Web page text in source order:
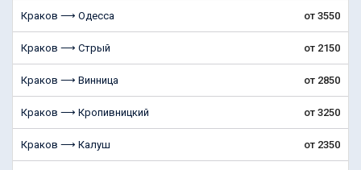
Краков ⟶ Одесса от 3550
Краков ⟶ Стрый от 2150
Краков ⟶ Винница от 2850
Краков ⟶ Кропивницкий от 3250
Краков ⟶ Калуш от 2350